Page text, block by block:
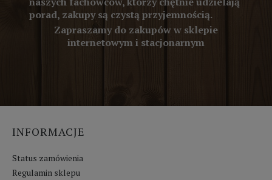
porad, zakupy są czystą przyjemnością.
Zapraszamy do zakupów w sklepie
internetowym i stacjonarnym
INFORMACJE
Status zamówienia
Regulamin sklepu